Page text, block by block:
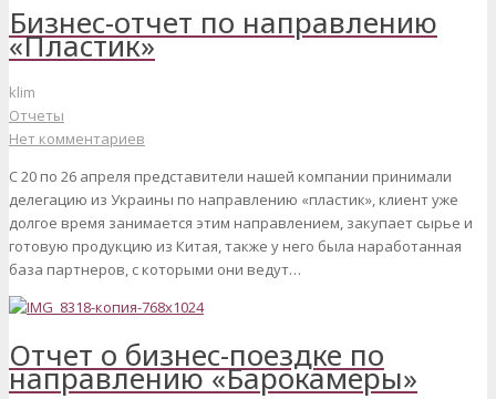
Бизнес-отчет по направлению
«Пластик»
klim
Отчеты
Нет комментариев
С 20 по 26 апреля представители нашей компании принимали
делегацию из Украины по направлению «пластик», клиент уже
долгое время занимается этим направлением, закупает сырье и
готовую продукцию из Китая, также у него была наработанная
база партнеров, с которыми они ведут…
Отчет о бизнес-поездке по
направлению «Барокамеры»